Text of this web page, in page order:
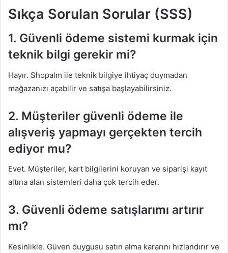
Sıkça Sorulan Sorular (SSS)
1. Güvenli ödeme sistemi kurmak için
teknik bilgi gerekir mi?
Hayır. Shopalm ile teknik bilgiye ihtiyaç duymadan
mağazanızı açabilir ve satışa başlayabilirsiniz.
2. Müşteriler güvenli ödeme ile
alışveriş yapmayı gerçekten tercih
ediyor mu?
Evet. Müşteriler, kart bilgilerini koruyan ve siparişi kayıt
altına alan sistemleri daha çok tercih eder.
3. Güvenli ödeme satışlarımı artırır
mı?
Kesinlikle. Güven duygusu satın alma kararını hızlandırır ve